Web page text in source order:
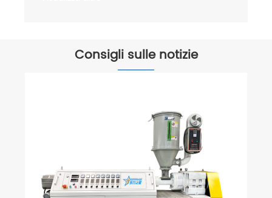
Consigli sulle notizie
Qual è la differenza tra le lastre ABS
monostrato e doppio strato?